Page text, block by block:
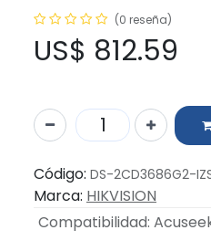
(0 reseña)
US$ 812.59
Código: DS-2CD3686G2-
Marca: HIKVISION
Compatibilidad: